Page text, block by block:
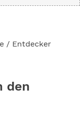
/ Entdecker
den